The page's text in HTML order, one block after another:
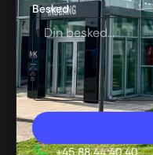
Besked
+45 88 44 40 40